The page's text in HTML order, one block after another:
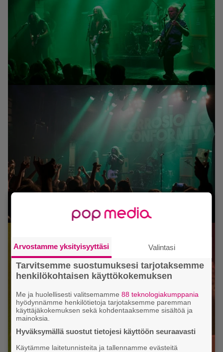
Arvostamme yksityisyyttäsi Valintasi
Tarvitsemme suostumuksesi tarjotaksemme
henkilökohtaisen käyttökokemuksen
Me ja huolellisesti valitsemamme88 teknologiakumppania
hyödynnämme henkilötietoja tarjotaksemme paremman
käyttäjäkokemuksen sekä kohdentaaksemme sisältöä ja
mainoksia.
Hyväksymällä suostut tietojesi käyttöön seuraavasti
Käytämme laitetunnisteita ja tallennamme evästeitä